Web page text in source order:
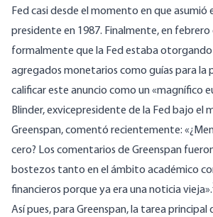
Fed casi desde el momento en que asumió
presidente en 1987. Finalmente, en febrero
formalmente que la Fed estaba otorgando
agregados monetarios como guías para la
calificar este anuncio como un «magnífico
Blinder, exvicepresidente de la Fed bajo el
Greenspan, comentó recientemente:
cero? Los comentarios de Greenspan
bostezos tanto en el ámbito académico
financieros porque ya era una noticia vieja».
Así pues, para Greenspan, la tarea principal